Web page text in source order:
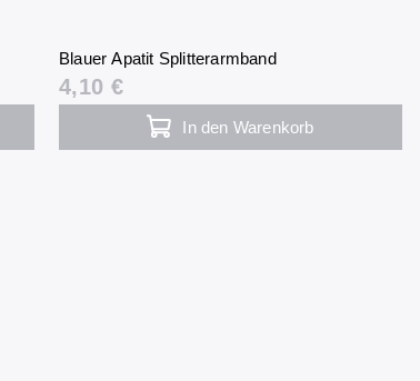
Blauer Apatit Splitterarmband
4,10 €
In den Warenkorb